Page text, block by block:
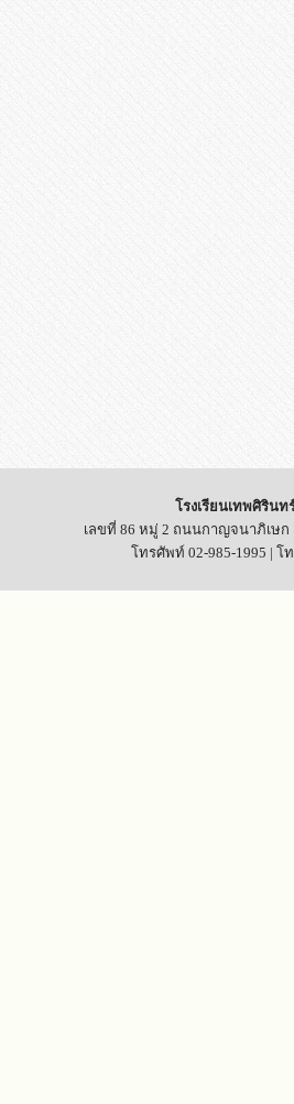
โรงเรียนเทพศิรินท
เลขที่ 86 หมู่ 2 ถนนกาญจนาภิเษก
โทรศัพท์ 02-985-1995 | โ